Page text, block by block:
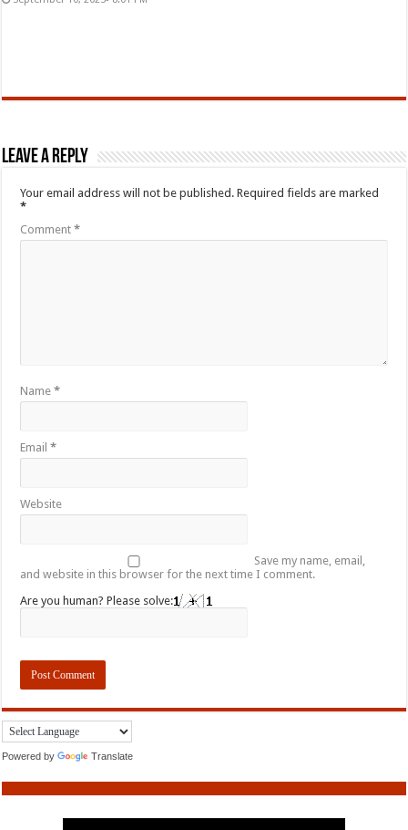
Leave a Reply
Your email address will not be published. Required fields are marked
*
Comment*
Name*
Email*
Website
Save my name, email,
and website in this browser for the next time I comment.
Are you human? Please solve:
Powered by Translate